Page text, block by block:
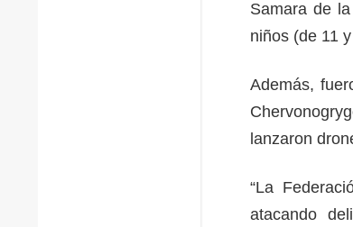
Samara de
niños (de 11
Además,
lanzaron
“La
atacando